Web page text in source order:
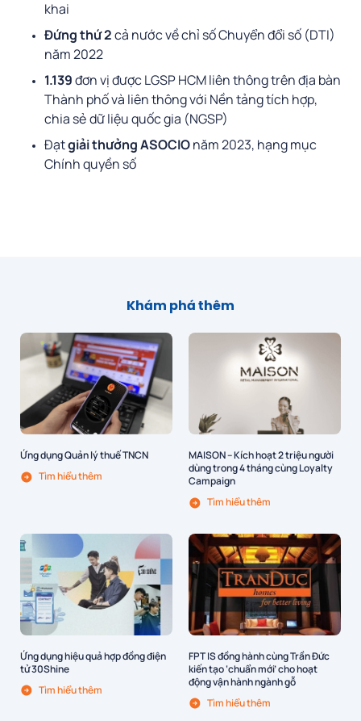
khai
Đứng thứ 2cả nước về chỉ số Chuyển đổi số (DTI)
năm 2022
1.139đơn vị được LGSP HCM liên thông trên địa bàn
Thành phố và liên thông với Nền tảng tích hợp,
chia sẻ dữ liệu quốc gia (NGSP)
Đạtgiải thưởng ASOCIOnăm 2023, hạng mục
Chính quyền số
Khám phá thêm
Ứng dụng Quản lý thuế TNCN
Tìm hiểu thêm
MAISON – Kích hoạt 2 triệu người
dùng trong 4 tháng cùng Loyalty
Campaign
Tìm hiểu thêm
Ứng dụng hiệu quả hợp đồng điện
tử 30Shine
Tìm hiểu thêm
FPT IS đồng hành cùng Trần Đức
kiến tạo ‘chuẩn mới’ cho hoạt
động vận hành ngành gỗ
Tìm hiểu thêm